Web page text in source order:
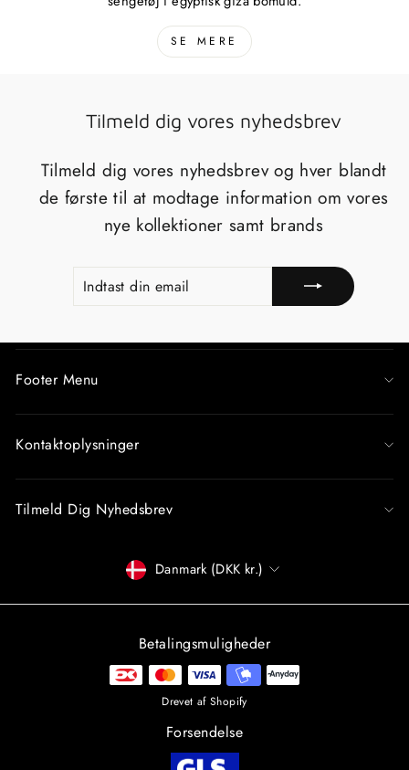
SE MERE
Tilmeld dig vores nyhedsbrev
Tilmeld dig vores nyhedsbrev og hver blandt
de første til at modtage information om vores
nye kollektioner samt brands
EMAIL
Footer Menu
Kontaktoplysninger
Tilmeld Dig Nyhedsbrev
Betalingsmiddel
Danmark (DKK kr.)
Betalingsmuligheder
Drevet af Shopify
Forsendelse